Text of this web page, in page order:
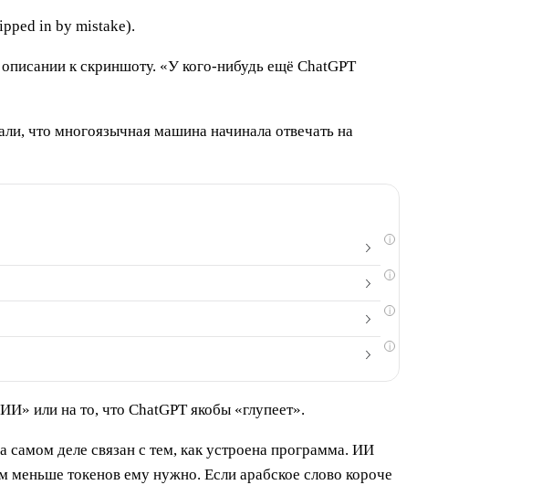
in by mistake).
к скриншоту. «У кого-нибудь ещё ChatGPT
что многоязычная машина начинала отвечать на
i
i
i
i
или на то, что ChatGPT якобы «глупеет».
деле связан с тем, как устроена программа. ИИ
токенов ему нужно. Если арабское слово короче